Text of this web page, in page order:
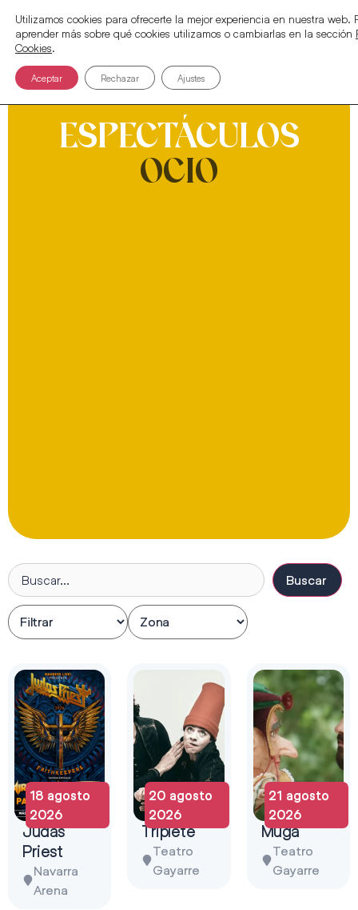
ESPECTÁCULOS
OCIO
Buscar
18 agosto
2026
Judas
Priest
Navarra
Arena
20 agosto
2026
Triplete
Teatro
Gayarre
21 agosto
2026
Muga
Teatro
Gayarre
Utilizamos cookies para ofrecerte la mejor experiencia en nuestra web.
aprender más sobre qué cookies utilizamos o cambiarlas en la sección
Cookies.
Aceptar Rechazar Ajustes